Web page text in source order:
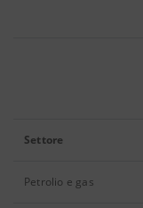
Settore
Petrolio e gas